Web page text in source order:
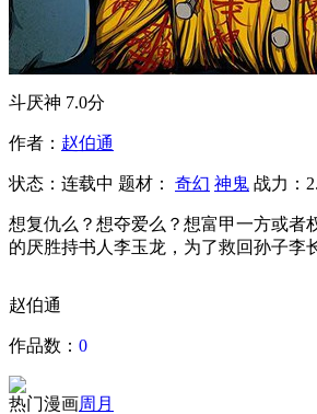
斗厌神 7.0分
作者： 赵伯通
状态： 连载中 题材： 奇幻 神鬼 战力：
想复仇么？想夺爱么？想富甲一方或者
的厌胜持书人李玉龙，为了救回孙子李
赵伯通
作品数： 0
热门漫画周 月